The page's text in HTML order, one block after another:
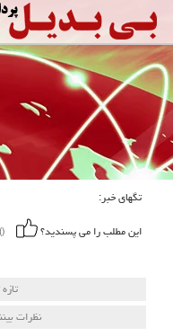
تگهای خبر:
این مطلب را می پسندید؟
()
نظرات